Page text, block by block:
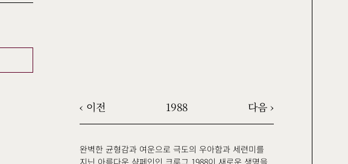
‹ 이전 1988 다음 ›
완벽한 균형감과 여운으로 극도의 우아함과 세련미를